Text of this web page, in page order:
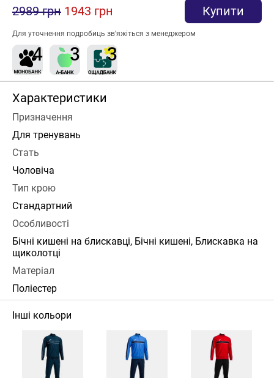
2989 грн 1943 грн Купити
Для уточнення подробиць зв’яжіться з менеджером
Характеристики
Призначення
Для тренувань
Стать
Чоловіча
Тип крою
Стандартний
Особливості
Бічні кишені на блискавці, Бічні кишені, Блискавка на
щиколотці
Матеріал
Поліестер
Інші кольори